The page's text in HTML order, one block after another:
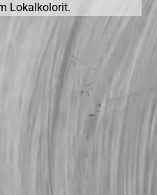
Lokalkolorit.